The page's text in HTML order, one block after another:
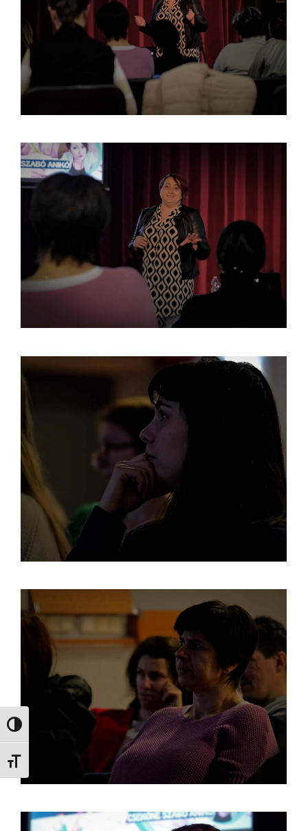
Nagy kontraszt váltása
Betűméret váltása